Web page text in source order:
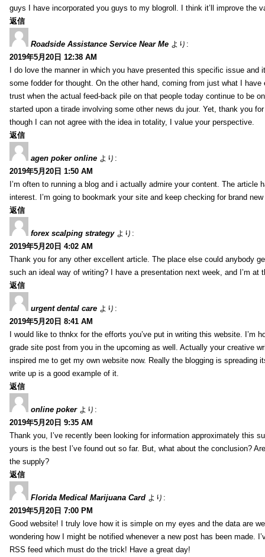
guys I have incorporated you guys to my blogroll. I think it’ll improve the
返信
Roadside Assistance Service Near Me より:
2019年5月20日 12:38 AM
I do love the manner in which you have presented this specific issue and
some fodder for thought. On the other hand, coming from just what I have
trust when the actual feed-back pile on that people today continue to be
started upon a tirade involving some other news du jour. Yet, thank you
though I can not agree with the idea in totality, I value your perspective.
返信
agen poker online より:
2019年5月20日 1:50 AM
I’m often to running a blog and i actually admire your content. The article
interest. I’m going to bookmark your site and keep checking for brand
返信
forex scalping strategy より:
2019年5月20日 4:02 AM
Thank you for any other excellent article. The place else could anybody
such an ideal way of writing? I have a presentation next week, and I’m at
返信
urgent dental care より:
2019年5月20日 8:41 AM
I would like to thnkx for the efforts you’ve put in writing this website. I’m
grade site post from you in the upcoming as well. Actually your creative
inspired me to get my own website now. Really the blogging is spreading
write up is a good example of it.
返信
online poker より:
2019年5月20日 9:35 AM
Thank you, I’ve recently been looking for information approximately this
yours is the best I’ve found out so far. But, what about the conclusion?
the supply?
返信
Florida Medical Marijuana Card より:
2019年5月20日 7:00 PM
Good website! I truly love how it is simple on my eyes and the data are
wondering how I might be notified whenever a new post has been made.
RSS feed which must do the trick! Have a great day!